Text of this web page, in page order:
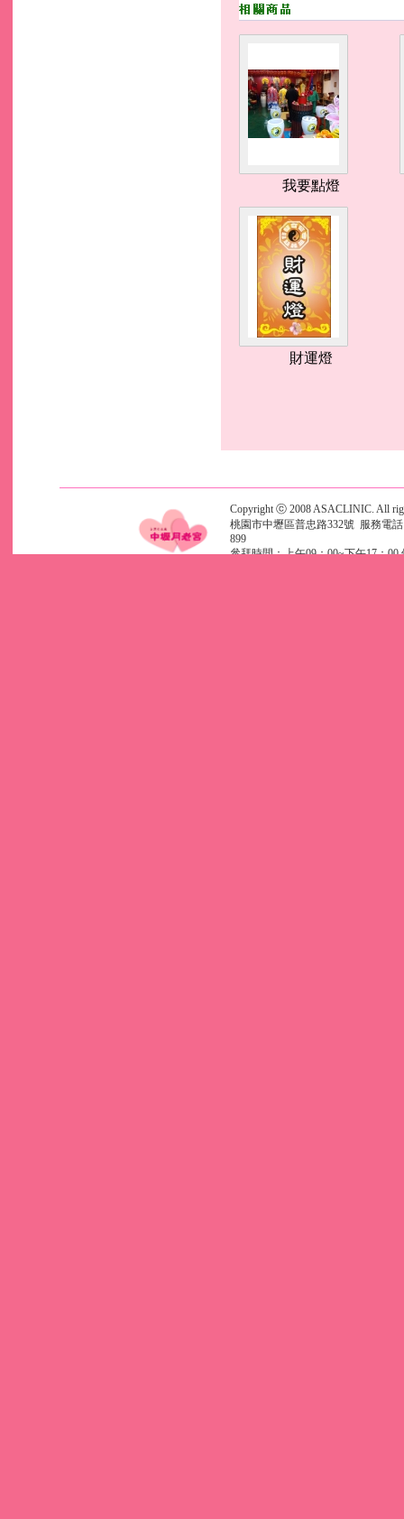
我要點燈
財運燈
Copyright ⓒ 2008 ASACLINIC. All
桃園市中壢區普忠路332號 服務電話
899
參拜時間：上午09：00~下午17：00